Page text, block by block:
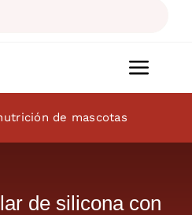
de mascotas
de silicona con